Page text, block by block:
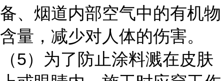
备、烟道内部空气中的有机物
含量，减少对人体的伤害。
（5）为了防止涂料溅在皮肤